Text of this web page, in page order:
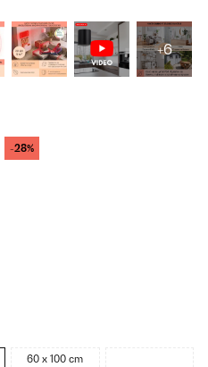
+6
-28%
60 x 100 cm